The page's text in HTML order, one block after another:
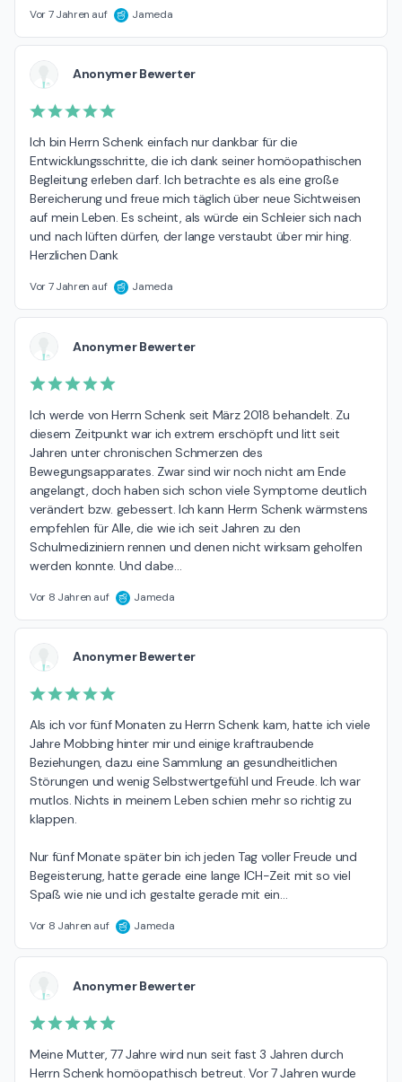
Vor 7 Jahren auf Jameda
Anonymer Bewerter
Ich bin Herrn Schenk einfach nur dankbar für die
Entwicklungsschritte, die ich dank seiner homöopathischen
Begleitung erleben darf. Ich betrachte es als eine große
Bereicherung und freue mich täglich über neue Sichtweisen
auf mein Leben. Es scheint, als würde ein Schleier sich nach
und nach lüften dürfen, der lange verstaubt über mir hing.
Herzlichen Dank
Vor 7 Jahren auf Jameda
Anonymer Bewerter
Ich werde von Herrn Schenk seit März 2018 behandelt. Zu
diesem Zeitpunkt war ich extrem erschöpft und litt seit
Jahren unter chronischen Schmerzen des
Bewegungsapparates. Zwar sind wir noch nicht am Ende
angelangt, doch haben sich schon viele Symptome deutlich
verändert bzw. gebessert. Ich kann Herrn Schenk wärmstens
empfehlen für Alle, die wie ich seit Jahren zu den
Schulmediziniern rennen und denen nicht wirksam geholfen
werden konnte. Und dabe…
Vor 8 Jahren auf Jameda
Anonymer Bewerter
Als ich vor fünf Monaten zu Herrn Schenk kam, hatte ich viele
Jahre Mobbing hinter mir und einige kraftraubende
Beziehungen, dazu eine Sammlung an gesundheitlichen
Störungen und wenig Selbstwertgefühl und Freude. Ich war
mutlos. Nichts in meinem Leben schien mehr so richtig zu
klappen.
Nur fünf Monate später bin ich jeden Tag voller Freude und
Begeisterung, hatte gerade eine lange ICH-Zeit mit so viel
Spaß wie nie und ich gestalte gerade mit ein…
Vor 8 Jahren auf Jameda
Anonymer Bewerter
Meine Mutter, 77 Jahre wird nun seit fast 3 Jahren durch
Herrn Schenk homöopathisch betreut. Vor 7 Jahren wurde